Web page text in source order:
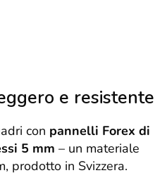
e resistente
con pannelli Forex di
5 mm – un materiale
prodotto in Svizzera.